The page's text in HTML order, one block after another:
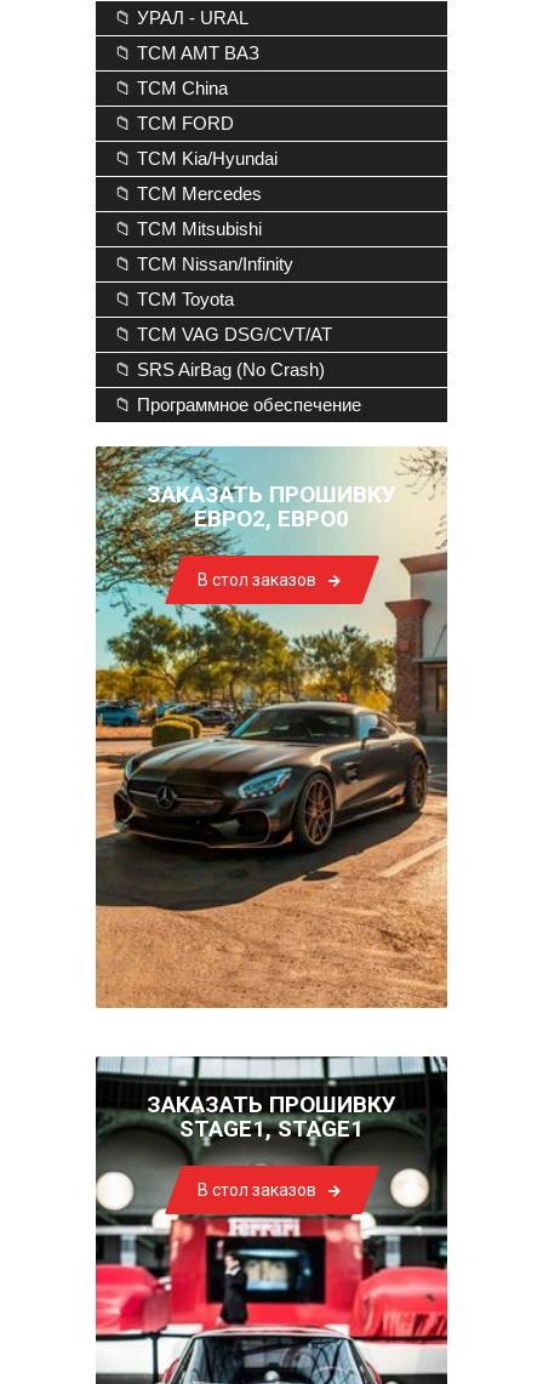
📁 УРАЛ - URAL
📁 TCM AMT ВАЗ
📁 TCM China
📁 TCM FORD
📁 TCM Kia/Hyundai
📁 TCM Mercedes
📁 TCM Mitsubishi
📁 TCM Nissan/Infinity
📁 TCM Toyota
📁 TCM VAG DSG/CVT/AT
📁 SRS AirBag (No Crash)
📁 Программное обеспечение
ЗАКАЗАТЬ ПРОШИВКУ
ЕВРО2, ЕВРО0
В стол заказов
ЗАКАЗАТЬ ПРОШИВКУ
STAGE1, STAGE1
В стол заказов